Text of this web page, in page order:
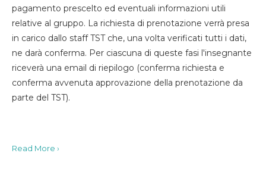
pagamento prescelto ed eventuali informazioni utili
relative al gruppo. La richiesta di prenotazione verrà presa
in carico dallo staff TST che, una volta verificati tutti i dati,
ne darà conferma. Per ciascuna di queste fasi l'insegnante
riceverà una email di riepilogo (conferma richiesta e
conferma avvenuta approvazione della prenotazione da
parte del TST).
Read More ›